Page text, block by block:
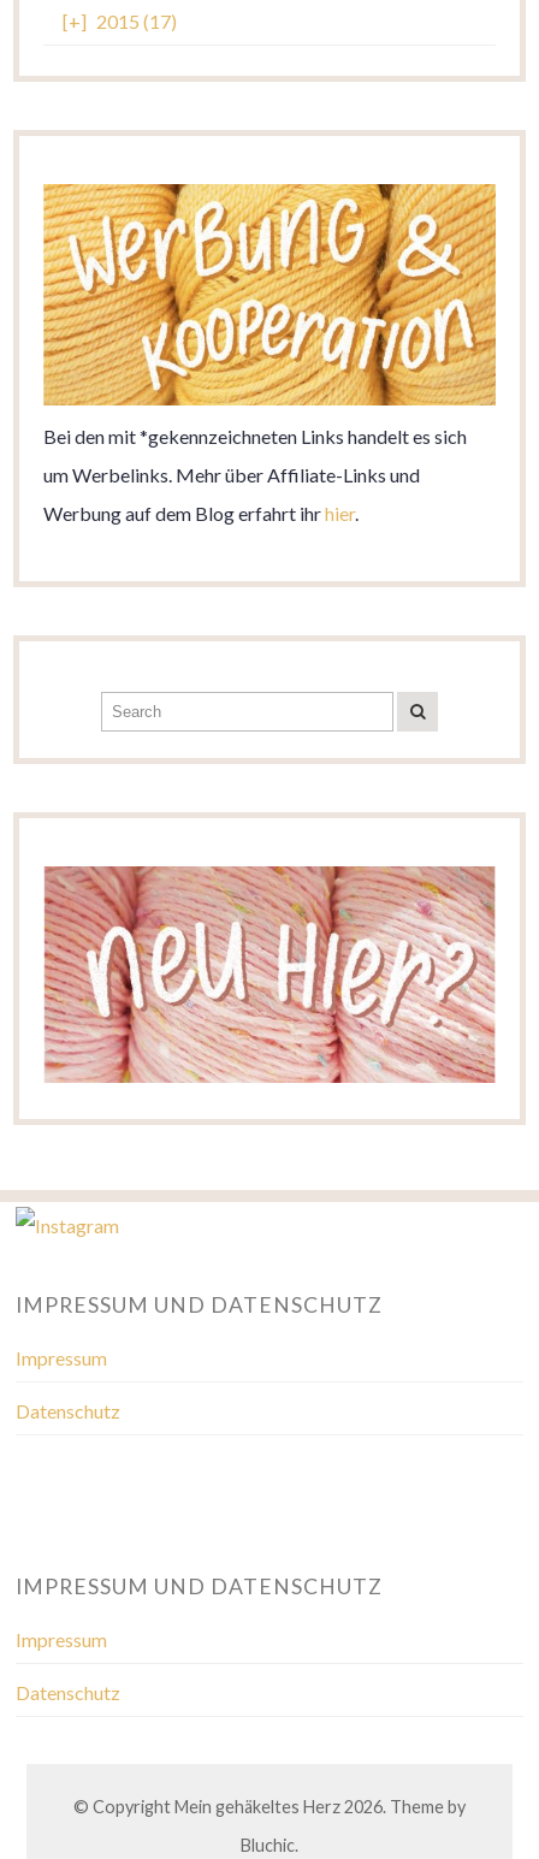
[+] 2015 (17)
Bei den mit *gekennzeichneten Links handelt es sich
um Werbelinks. Mehr über Affiliate-Links und
Werbung auf dem Blog erfahrt ihrhier.
IMPRESSUM UND DATENSCHUTZ
Impressum
Datenschutz
IMPRESSUM UND DATENSCHUTZ
Impressum
Datenschutz
© Copyright Mein gehäkeltes Herz2026. Theme by
Bluchic.